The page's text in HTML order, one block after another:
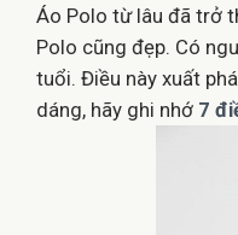
Áo Polo từ lâu đã trở
Polo cũng đẹp. Có
tuổi. Điều này xuất
dáng, hãy ghi nhớ 7